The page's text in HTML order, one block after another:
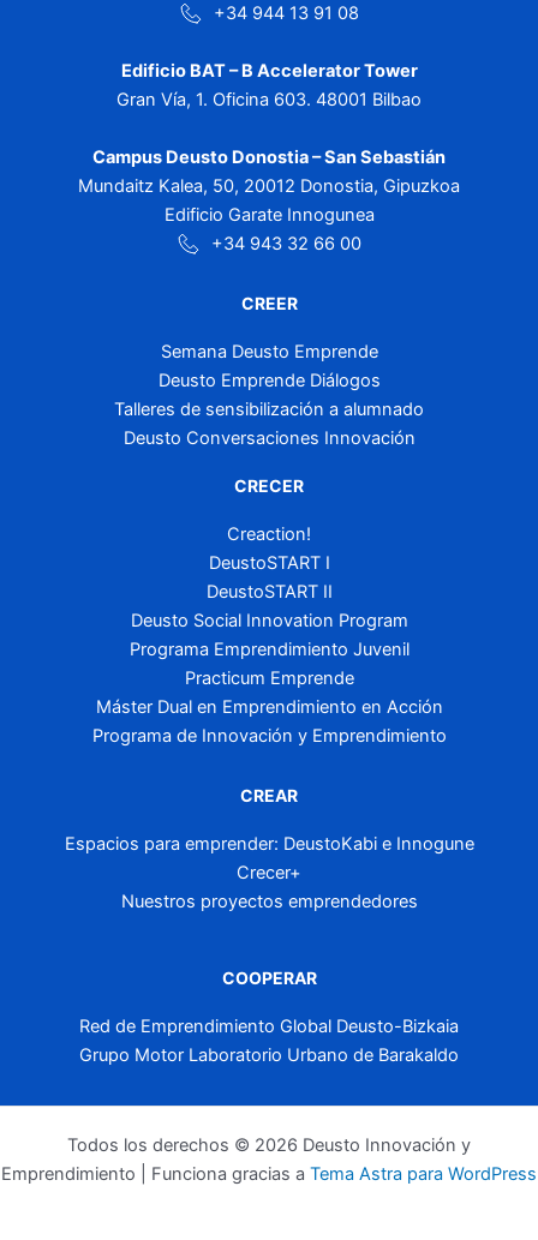
+34 944 13 91 08
Edificio BAT – B Accelerator Tower
Gran Vía, 1. Oficina 603. 48001 Bilbao
Campus Deusto Donostia – San Sebastián
Mundaitz Kalea, 50, 20012 Donostia, Gipuzkoa
Edificio Garate Innogunea
+34 943 32 66 00
CREER
Semana Deusto Emprende
Deusto Emprende Diálogos
Talleres de sensibilización a alumnado
Deusto Conversaciones Innovación
CRECER
Creaction!
DeustoSTART I
DeustoSTART II
Deusto Social Innovation Program
Programa Emprendimiento Juvenil
Practicum Emprende
Máster Dual en Emprendimiento en Acción
Programa de Innovación y Emprendimiento
CREAR
Espacios para emprender: DeustoKabi e Innogune
Crecer+
Nuestros proyectos emprendedores
COOPERAR
Red de Emprendimiento Global Deusto-Bizkaia
Grupo Motor Laboratorio Urbano de Barakaldo
Todos los derechos © 2026 Deusto Innovación y
Emprendimiento | Funciona gracias a Tema Astra para WordPress